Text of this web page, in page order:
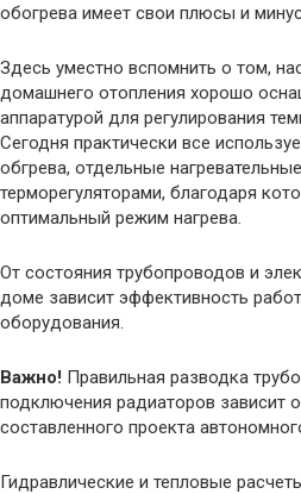
обогрева имеет свои плюсы и
Здесь уместно вспомнить о том,
домашнего отопления хорошо
аппаратурой для регулирования
Сегодня практически все
обгрева, отдельные
терморегуляторами, благодаря
оптимальный режим нагрева.
От состояния трубопроводов и
доме зависит эффективность
оборудования.
Важно! Правильная разводка
подключения радиаторов зависит
составленного проекта
Гидравлические и тепловые